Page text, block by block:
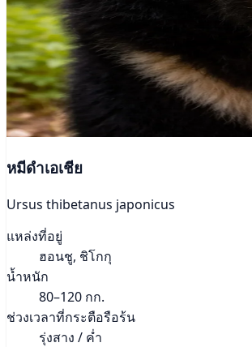
หมีดำเอเชีย
Ursus thibetanus japonicus
แหล่งที่อยู่
ฮอนชู, ชิโกกุ
น้ำหนัก
80–120 กก.
ช่วงเวลาที่กระตือรือร้น
รุ่งสาง / ค่ำ